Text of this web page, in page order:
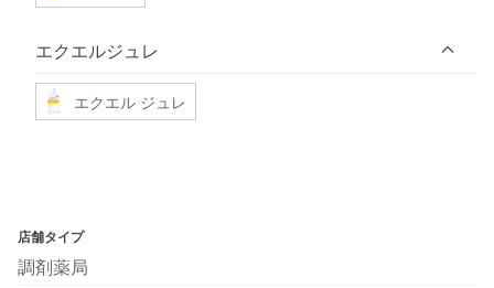
エクエルジュレ
エクエル ジュレ
店舗タイプ
調剤薬局